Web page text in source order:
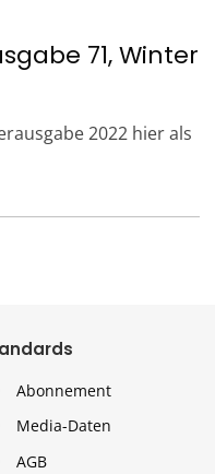
71, Winter
2022 hier als
Abonnement
Media-Daten
AGB